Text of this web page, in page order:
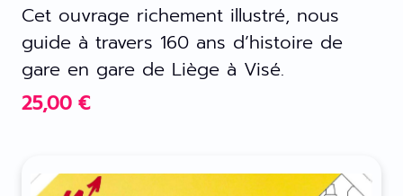
Cet ouvrage richement illustré, nous
guide à travers 160 ans d’histoire de
gare en gare de Liège à Visé.
25,00 €